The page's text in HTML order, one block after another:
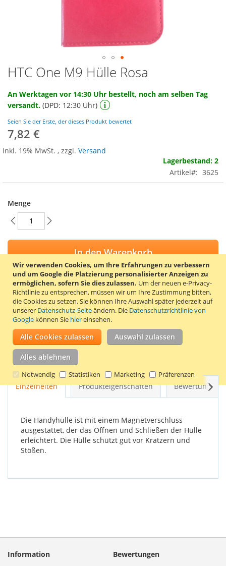
Wir verwenden Cookies, um Ihre Erfahrungen zu verbessern
und um Google die Platzierung personalisierter Anzeigen zu
ermöglichen, sofern Sie dies zulassen. Um der neuen e-Privacy-
Richtlinie zu entsprechen, müssen wir um Ihre Zustimmung bitten,
die Cookies zu setzen.Sie können Ihre Auswahl später jederzeit auf
unserer Datenschutz-Seiteändern. Die Datenschutzrichtlinie von
Google können Sie hiereinsehen.
Alle Cookies zulassen Auswahl zulassen
Alles ablehnen
Notwendig Statistiken Marketing Präferenzen
Zum
Anfang
der
Bildgalerie
springen
HTC One M9 Hülle Rosa
An Werktagen vor 14:30 Uhr bestellt, noch am selben Tag
versandt. (DPD: 12:30 Uhr)
Seien Sie der Erste, der dieses Produkt bewertet
7,82 €
Inkl. 19% MwSt. , zzgl. Versand
Lagerbestand: 2
Artikel
3625
Menge
In den Warenkorb
ZUR WUNSCHLISTE HINZUFÜGEN
ZUR VERGLEICHSLISTE HINZUFÜGEN
Stylische pinkfarbene Klapphülle für das HTC One M9. Diese
Handyhülle besteht aus robustem Kunstleder mit einer
Handyhalterung aus Silikon auf der Innenseite.
Einzelheiten Produkteigenschaften Bewertungen
Die Handyhülle ist mit einem Magnetverschluss
ausgestattet, der das Öffnen und Schließen der Hülle
erleichtert. Die Hülle schützt gut vor Kratzern und
Stößen.
Information Bewertungen